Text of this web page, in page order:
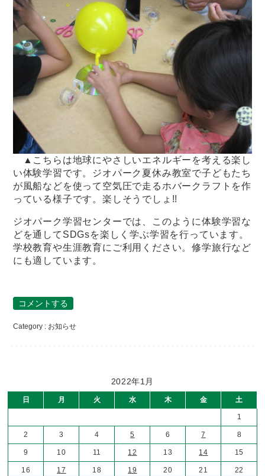
▲こちらは地球にやさしいエネルギーを考える楽し
い体験学習です。ジオパーク夏休み教室で子どもたち
が風船などを使って空気圧で走るホバークラフトを作
っている様子です。楽しそうでしょ!!
ジオパーク学習センターでは、このように体験学習な
どを通してSDGsを楽しく学ぶ学習を行っています。
学校教育や生涯教育にご利用ください。修学旅行など
にも適しています。
コメントする
Category : お知らせ
2022年1月
日 月 火 水 木 金 土
1
2 3 4 5 6 7 8
9 10 11 12 13 14 15
16 17 18 19 20 21 22